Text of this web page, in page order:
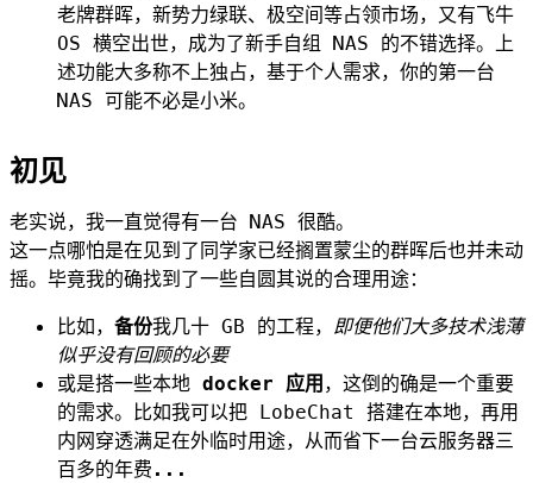
老牌群晖，新势力绿联、极空间等占领市场，又有飞牛
OS 横空出世，成为了新手自组 NAS 的不错选择。上
述功能大多称不上独占，基于个人需求，你的第一台
NAS 可能不必是小米。
初见
老实说，我一直觉得有一台 NAS 很酷。
这一点哪怕是在见到了同学家已经搁置蒙尘的群晖后也并未动
摇。毕竟我的确找到了一些自圆其说的合理用途：
比如， 备份我几十 GB 的工程， 即便他们大多技术浅薄
似乎没有回顾的必要
或是搭一些本地 docker 应用 ，这倒的确是一个重要
的需求。比如我可以把 LobeChat 搭建在本地，再用
内网穿透满足在外临时用途，从而省下一台云服务器三
百多的年费...